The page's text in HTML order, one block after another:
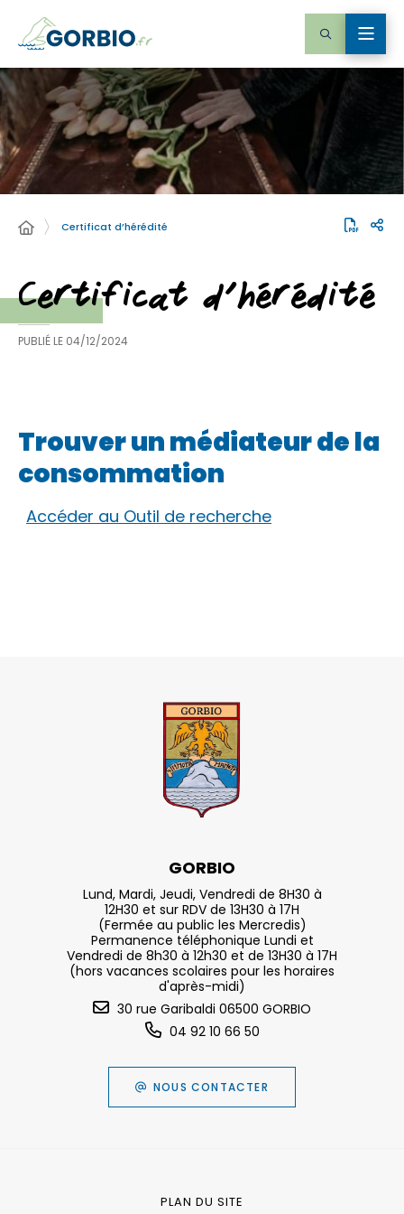
Certificat d’hérédité
Certificat d’hérédité
PUBLIÉ LE 04/12/2024
Trouver un médiateur de la
consommation
Accéder au Outil de recherche
GORBIO
Lund, Mardi, Jeudi, Vendredi de 8H30 à
12H30 et sur RDV de 13H30 à 17H
(Fermée au public les Mercredis)
Permanence téléphonique Lundi et
Vendredi de 8h30 à 12h30 et de 13H30 à 17H
(hors vacances scolaires pour les horaires
d'après-midi)
30 rue Garibaldi 06500 GORBIO
04 92 10 66 50
NOUS CONTACTER
PLAN DU SITE